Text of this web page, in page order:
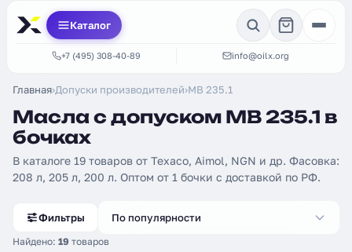
Каталог
+7 (495) 308-40-89 info@oilx.org
Главная›Допуски производителей›MB 235.1
Масла с допуском MB 235.1 в
бочках
В каталоге 19 товаров от Texaco, Aimol, NGN и др. Фасовка:
208 л, 205 л, 200 л. Оптом от 1 бочки с доставкой по РФ.
Фильтры
Найдено: 19 товаров
По популярности